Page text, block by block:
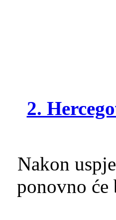
2.
Nakon
ponovno